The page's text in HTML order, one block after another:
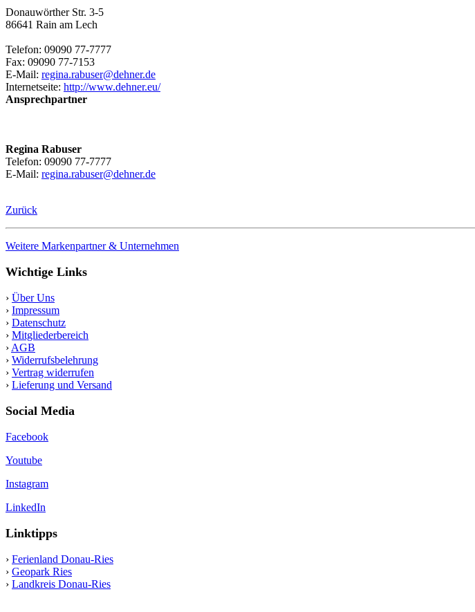
Donauwörther Str. 3-5
86641 Rain am Lech
Telefon: 09090 77-7777
Fax: 09090 77-7153
E-Mail: regina.rabuser@dehner.de
Internetseite: http://www.dehner.eu/
Ansprechpartner
Regina Rabuser
Telefon: 09090 77-7777
E-Mail: regina.rabuser@dehner.de
Zurück
Weitere Markenpartner & Unternehmen
Wichtige Links
› Über Uns
› Impressum
› Datenschutz
› Mitgliederbereich
› AGB
› Widerrufsbelehrung
› Vertrag widerrufen
› Lieferung und Versand
Social Media
Facebook
Youtube
Instagram
LinkedIn
Linktipps
› Ferienland Donau-Ries
› Geopark Ries
› Landkreis Donau-Ries